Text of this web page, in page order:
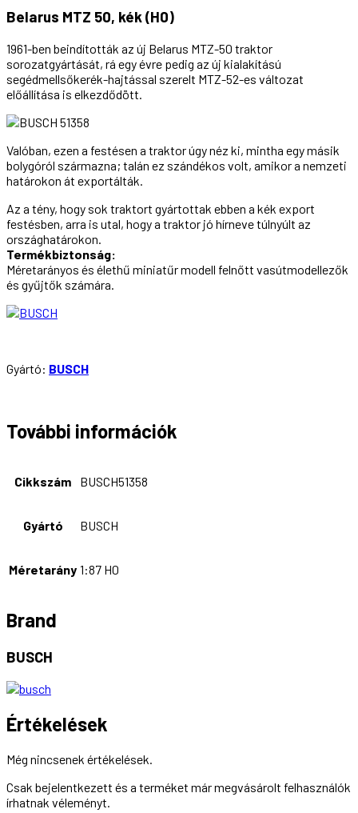
Belarus MTZ 50, kék (H0)
1961-ben beindították az új Belarus MTZ-50 traktor
sorozatgyártását, rá egy évre pedig az új kialakítású
segédmellsőkerék-hajtással szerelt MTZ-52-es változat
előállítása is elkezdődött.
Valóban, ezen a festésen a traktor úgy néz ki, mintha egy másik
bolygóról származna; talán ez szándékos volt, amikor a nemzeti
határokon át exportálták.
Az a tény, hogy sok traktort gyártottak ebben a kék export
festésben, arra is utal, hogy a traktor jó hírneve túlnyúlt az
országhatárokon.
Termékbiztonság:
Méretarányos és élethű miniatűr modell felnőtt vasútmodellezők
és gyűjtők számára.
Gyártó: BUSCH
További információk
Cikkszám BUSCH51358
Gyártó BUSCH
Méretarány 1:87 H0
Brand
BUSCH
Értékelések
Még nincsenek értékelések.
Csak bejelentkezett és a terméket már megvásárolt felhasználók
írhatnak véleményt.